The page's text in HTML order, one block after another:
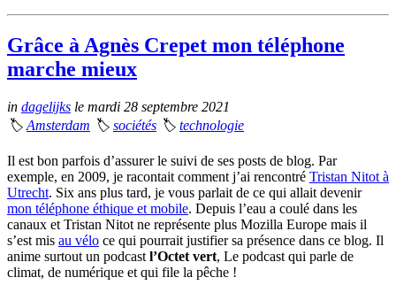
Grâce à Agnès Crepet mon téléphone
marche mieux
in dagelijks le mardi 28 septembre 2021
🏷 Amsterdam 🏷 sociétés 🏷 technologie
Il est bon parfois d’assurer le suivi de ses posts de blog. Par
exemple, en 2009, je racontait comment j’ai rencontré Tristan Nitot à
Utrecht. Six ans plus tard, je vous parlait de ce qui allait devenir
mon téléphone éthique et mobile. Depuis l’eau a coulé dans les
canaux et Tristan Nitot ne représente plus Mozilla Europe mais il
s’est mis au vélo ce qui pourrait justifier sa présence dans ce blog. Il
anime surtout un podcast l’Octet vert, Le podcast qui parle de
climat, de numérique et qui file la pêche !